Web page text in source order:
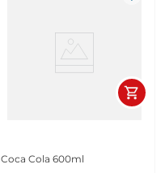
Coca Cola 600ml